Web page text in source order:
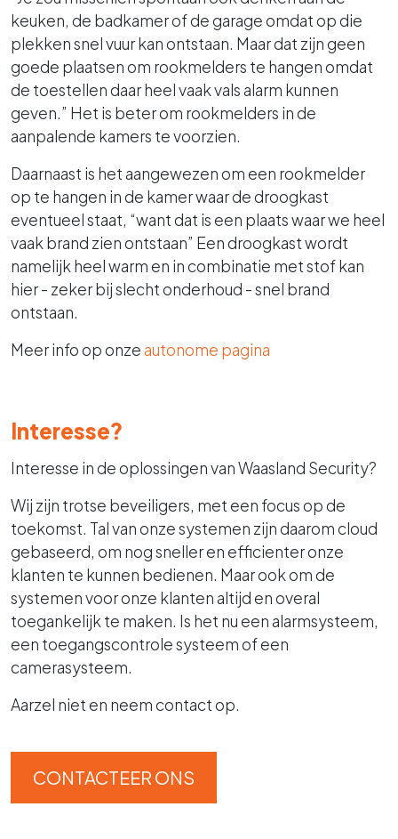
keuken, de badkamer of de garage omdat op die
plekken snel vuur kan ontstaan. Maar dat zijn geen
goede plaatsen om rookmelders te hangen omdat
de toestellen daar heel vaak vals alarm kunnen
geven.” Het is beter om rookmelders in de
aanpalende kamers te voorzien.
Daarnaast is het aangewezen om een rookmelder
op te hangen in de kamer waar de droogkast
eventueel staat, “want dat is een plaats waar we heel
vaak brand zien ontstaan” Een droogkast wordt
namelijk heel warm en in combinatie met stof kan
hier - zeker bij slecht onderhoud - snel brand
ontstaan.
Meer info op onzeautonome pagina
Interesse?
Interesse in de oplossingen van Waasland Security?
Wij zijn trotse beveiligers, met een focus op de
toekomst. Tal van onze systemen zijn daarom cloud
gebaseerd, om nog sneller en efficienter onze
klanten te kunnen bedienen. Maar ook om de
systemen voor onze klanten altijd en overal
toegankelijk te maken. Is het nu een alarmsysteem,
een toegangscontrole systeem of een
camerasysteem.
Aarzel niet en neem contact op.
CONTACTEER ONS